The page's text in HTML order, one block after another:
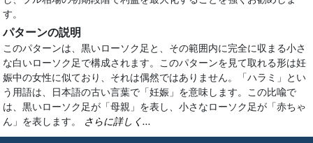
す。
パターンの説明
このパターンは、黒いローソク足と、その範囲内に完全に収まる小さ
な白いローソク足で構成されます。このパターンを見て取れる形は妊
娠中の女性に似ており、それは偶然ではありません。「ハラミ」とい
う用語は、日本語の古い言葉で「妊娠」を意味します。この比喩で
は、黒いローソク足が「母親」を表し、小さなローソク足が「赤ちゃ
ん」を表します。
さらに詳しく...